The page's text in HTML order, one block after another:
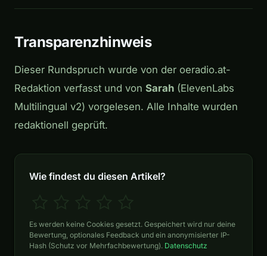
Transparenzhinweis
Dieser Rundspruch wurde von der oeradio.at-
Redaktion verfasst und von Sarah (ElevenLabs
Multilingual v2) vorgelesen. Alle Inhalte wurden
redaktionell geprüft.
Wie findest du diesen Artikel?
Es werden keine Cookies gesetzt. Gespeichert wird nur deine
Bewertung, optionales Feedback und ein anonymisierter IP-
Hash (Schutz vor Mehrfachbewertung). Datenschutz